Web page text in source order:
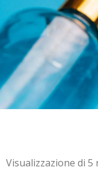
Visualizzazione di 5